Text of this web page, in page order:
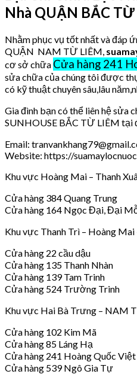
Nhà QUẬN BẮC TỪ
Nhằm phục vụ tốt nhất và đáp
QUẬN NAM TỪ LIÊM,
cơ sở chữa Cửa hàng 241
sửa chữa của chúng tôi được
có kỹ thuật chuyên sâu,lâu
Gia đình bạn có thể liên hệ sửa
SUNHOUSE BẮC TỪ LIÊM tại
Email:
Website: https://
Khu vực Hoàng Mai – Thanh
Cửa hàng 384 Quang Trung
Cửa hàng 164 Ngọc Đại, Đại
Khu vực Thanh Trì – Hoàng
Cửa hàng 22 cầu dậu
Cửa hàng 135 Thanh Nhàn
Cửa hàng 139 Tam Trinh
Cửa hàng 524 Trường Trinh
Khu vực Hai Bà Trưng – NAM
Cửa hàng 102 Kim Mã
Cửa hàng 85 Láng Hạ
Cửa hàng 241 Hoàng Quốc Việt
Cửa hàng 539 Ngô Gia Tự